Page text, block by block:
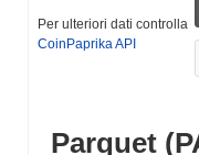
Per ulteriori dati controlla
CoinPaprika API
Parquet